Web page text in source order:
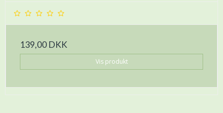
139,00 DKK
Vis produkt